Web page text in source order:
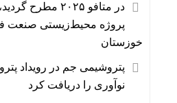
در متافو ۲۰۲۵
پروژه محیط‌زیستی صنعت
خوزستان
نوآوری را دریافت کرد